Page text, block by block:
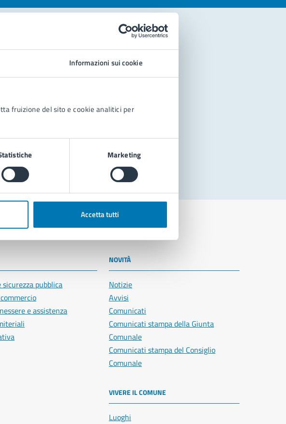
Informazioni sui cookie
fruizione del sito e cookie analitici per
Marketing
Accetta tutti
sicurezza pubblica
e assistenza
NOVITÀ
Notizie
Avvisi
Comunicati
Comunicati stampa della Giunta
Comunale
Comunicati stampa del Consiglio
Comunale
VIVERE IL COMUNE
Luoghi